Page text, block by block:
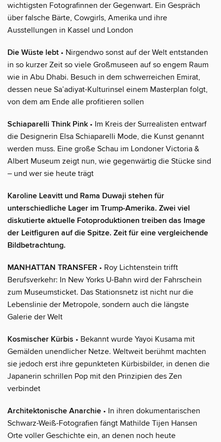
wichtigsten Fotografinnen der Gegenwart. Ein Gespräch
über falsche Bärte, Cowgirls, Amerika und ihre
Ausstellungen in Kassel und London
Die Wüste lebt • Nirgendwo sonst auf der Welt entstanden
in so kurzer Zeit so viele Großmuseen auf so engem Raum
wie in Abu Dhabi. Besuch in dem schwerreichen Emirat,
dessen neue Sa’adiyat-Kulturinsel einem Masterplan folgt,
von dem am Ende alle profitieren sollen
Schiaparelli Think Pink • Im Kreis der Surrealisten entwarf
die Designerin Elsa Schiaparelli Mode, die Kunst genannt
werden muss. Eine große Schau im Londoner Victoria &
Albert Museum zeigt nun, wie gegenwärtig die Stücke sind
– und wer sie heute trägt
Karoline Leavitt und Rama Duwaji stehen für
unterschiedliche Lager im Trump-Amerika. Zwei viel
diskutierte aktuelle Fotoproduktionen treiben das Image
der Leitfiguren auf die Spitze. Zeit für eine vergleichende
Bildbetrachtung.
MANHATTAN TRANSFER • Roy Lichtenstein trifft
Berufsverkehr: In New Yorks U-Bahn wird der Fahrschein
zum Museumsticket. Das Stationsnetz ist nicht nur die
Lebenslinie der Metropole, sondern auch die längste
Galerie der Welt
Kosmischer Kürbis • Bekannt wurde Yayoi Kusama mit
Gemälden unendlicher Netze. Weltweit berühmt machten
sie jedoch erst ihre gepunkteten Kürbisbilder, in denen die
Japanerin schrillen Pop mit den Prinzipien des Zen
verbindet
Architektonische Anarchie • In ihren dokumentarischen
Schwarz-Weiß-Fotografien fängt Mathilde Tijen Hansen
Orte voller Geschichte ein, an denen noch heute